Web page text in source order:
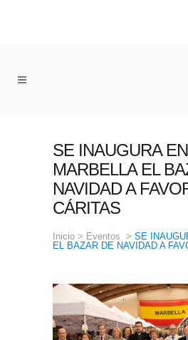
SE INAUGURA EN
MARBELLA EL
NAVIDAD A
CÁRITAS
Inicio > Eventos > SE
EL BAZAR DE NAVIDAD A